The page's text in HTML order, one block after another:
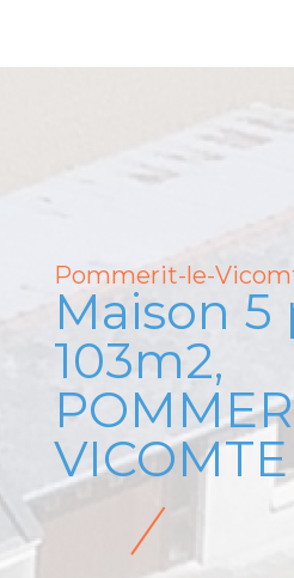
Pommerit-le-
Maison 5
103m2,
VICOMTE